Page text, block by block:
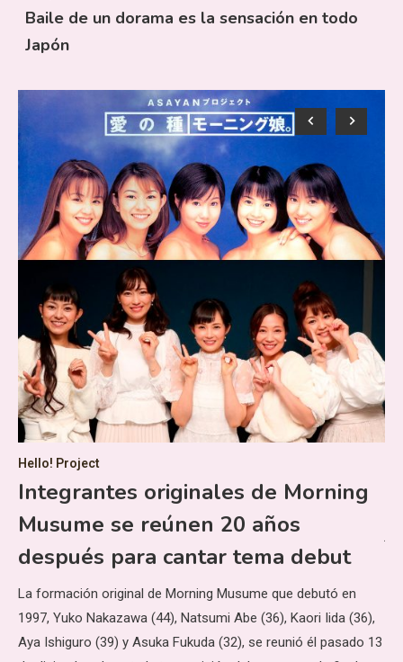
Baile de un dorama es la sensación en todo
Japón
Hello! Project
Integrantes originales de Morning
Musume se reúnen 20 años
después para cantar tema debut
La formación original de Morning Musume que debutó en
1997, Yuko Nakazawa (44), Natsumi Abe (36), Kaori Iida (36),
Aya Ishiguro (39) y Asuka Fukuda (32), se reunió él pasado 13